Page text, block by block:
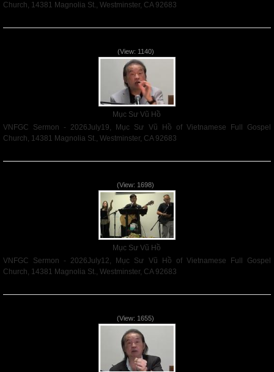
Church, 14381 Magnolia St., Westminster, CA 92683
(View: 1140)
Mục Sư Vũ Hồ
VNFGC Sermon - 2026July19, Mục Sư Vũ Hồ of Vietnamese Full Gospel
Church, 14381 Magnolia St., Westminster, CA 92683
(View: 1698)
Mục Sư Vũ Hồ
VNFGC Sermon - 2026July12, Mục Sư Vũ Hồ of Vietnamese Full Gospel
Church, 14381 Magnolia St., Westminster, CA 92683
(View: 1655)